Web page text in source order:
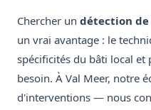
Chercher un détection
un vrai avantage : le
spécificités du bâti local
besoin. À Val Meer, notre
d'interventions — nous